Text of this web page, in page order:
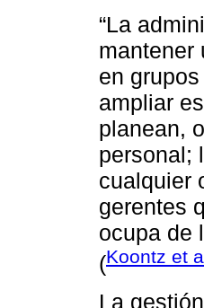
“La
mantener
en
ampliar
planean,
personal;
cualquier
gerentes
ocupa de
(Koontz et
La